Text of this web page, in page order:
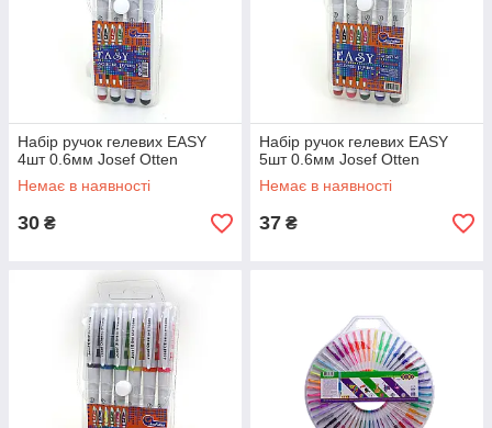
Набір ручок гелевих EASY
4шт 0.6мм Josef Otten
Немає в наявності
30 ₴
Набір ручок гелевих EASY
5шт 0.6мм Josef Otten
Немає в наявності
37 ₴